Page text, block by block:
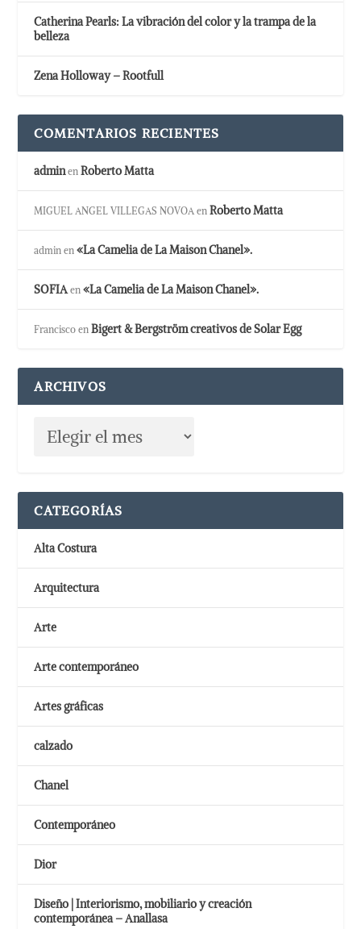
Catherina Pearls: La vibración del color y la trampa de la
belleza
Zena Holloway – Rootfull
COMENTARIOS RECIENTES
adminen Roberto Matta
MIGUEL ANGEL VILLEGAS NOVOA en Roberto Matta
admin en«La Camelia de La Maison Chanel».
SOFIAen«La Camelia de La Maison Chanel».
Francisco en Bigert & Bergström creativos de Solar Egg
ARCHIVOS
CATEGORÍAS
Alta Costura
Arquitectura
Arte
Arte contemporáneo
Artes gráficas
calzado
Chanel
Contemporáneo
Dior
Diseño | Interiorismo, mobiliario y creación
contemporánea – Anallasa